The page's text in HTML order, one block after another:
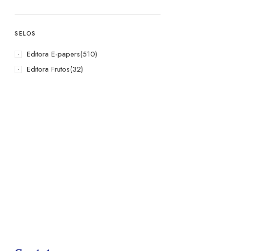
SELOS
Editora E-papers(510)
Editora Frutos(32)